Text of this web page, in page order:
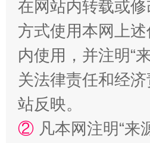
国家大学科技园优化重塑
在网站内转载或
方式使用本网上
内使用，并注明“
关法律责任和经
站反映。
② 凡本网注明“